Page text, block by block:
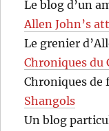
Le blog d’un
Allen John’s
Le grenier
Chroniques du
Chroniques de
Shangols
Un blog